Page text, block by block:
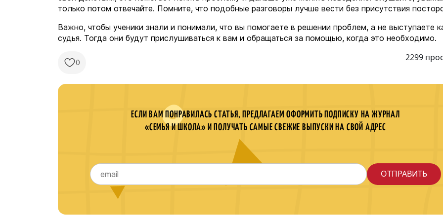
только потом отвечайте. Помните, что подобные разговоры лучше вести без присутствия
Важно, чтобы ученики знали и понимали, что вы помогаете в решении проблем, а не выступаете
судья. Тогда они будут прислушиваться к вам и обращаться за помощью, когда это необходимо.
0 2299
ЕСЛИ ВАМ ПОНРАВИЛАСЬ СТАТЬЯ, ПРЕДЛАГАЕМ ОФОРМИТЬ ПОДПИСКУ НА ЖУРНАЛ
«СЕМЬЯ И ШКОЛА» И ПОЛУЧАТЬ САМЫЕ СВЕЖИЕ ВЫПУСКИ НА СВОЙ АДРЕС